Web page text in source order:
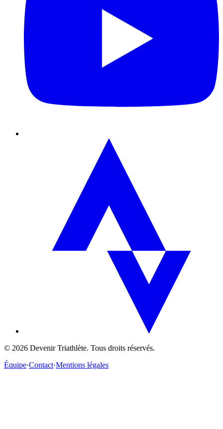
© 2026 Devenir Triathlète. Tous droits réservés.
Équipe·Contact·Mentions légales